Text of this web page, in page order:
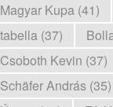
Magyar Kupa (41)
tabella (37)
Csoboth Kevin (37)
Schäfer András (35)